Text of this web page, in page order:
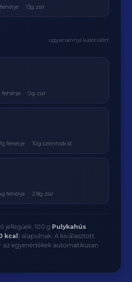
· 13g zsír
ugyanannyi kalóriáért
· 0g zsír
fehérje · 10g szénhidrát
fehérje · 2.8g zsír
jellegűek, 100 g Pulykahús
kcal ) alapulnak. A kiválasztott
egyenértékek automatikusan